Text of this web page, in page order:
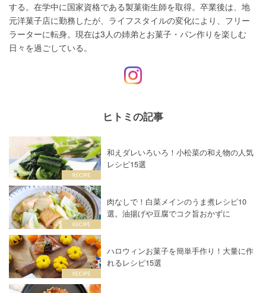
する。在学中に国家資格である製菓衛生師を取得。卒業後は、地
元洋菓子店に勤務したが、ライフスタイルの変化により、フリー
ラーターに転身。現在は3人の姉弟とお菓子・パン作りを楽しむ
日々を過ごしている。
ヒトミの記事
和えダレいろいろ！小松菜の和え物の人気
レシピ15選
肉なしで！白菜メインのうま煮レシピ10
選。油揚げや豆腐でコク旨おかずに
ハロウィンお菓子を簡単手作り！大量に作
れるレシピ15選